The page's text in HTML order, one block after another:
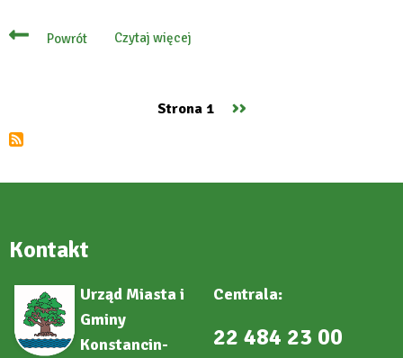
Powrót Czytaj więcej
o
podatnikówStrona 1
Następna
››
Kontakt
Urząd Miasta i
Gminy
Konstancin-
Centrala:
22 484 23 00